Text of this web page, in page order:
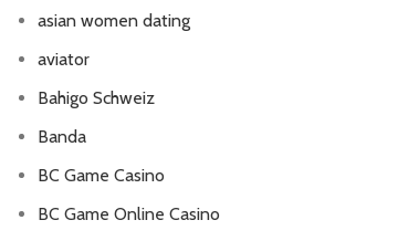
asian women dating
aviator
Bahigo Schweiz
Banda
BC Game Casino
BC Game Online Casino